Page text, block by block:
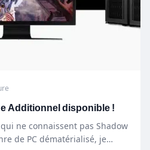
Additionnel disponible !
ne connaissent pas Shadow
de PC dématérialisé, je…